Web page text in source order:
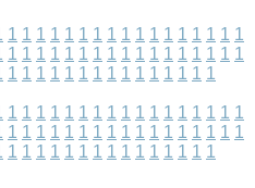
1 1 1 1 1 1 1 1 1 1 1 1 1 1 1 1 1
1 1 1 1 1 1 1 1 1 1 1 1 1 1 1 1 1
1 1 1 1 1 1 1 1 1 1 1 1 1 1 1
1 1 1 1 1 1 1 1 1 1 1 1 1 1 1 1 1
1 1 1 1 1 1 1 1 1 1 1 1 1 1 1 1 1
1 1 1 1 1 1 1 1 1 1 1 1 1 1 1